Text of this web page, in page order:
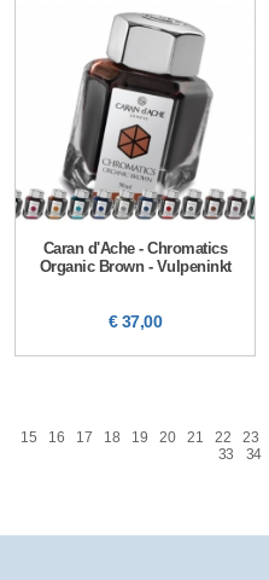
Caran d'Ache - Chromatics
Organic Brown - Vulpeninkt
€ 37,00
15 16 17 18 19 20 21 22 23
33
34